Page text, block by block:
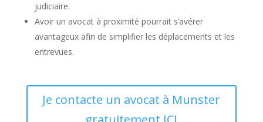
judiciaire.
Avoir un avocat à proximité pourrait s’avérer
avantageux afin de simplifier les déplacements et les
entrevues.
Je contacte un avocat à Munster